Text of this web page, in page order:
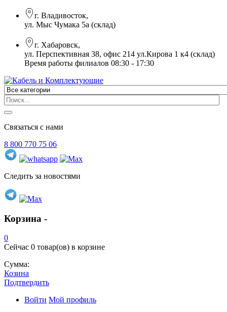
г. Владивосток,
ул. Мыс Чумака 5а (склад)
г. Хабаровск,
ул. Перспективная 38, офис 214 ул.Кирова 1 к4 (склад)
Время работы филиалов 08:30 - 17:30
Связаться с нами
8 800 770 75 06
Следить за новостями
Корзина -
0
Сейчас 0 товар(ов) в корзине
Сумма:
Козина
Подтвердить
Войти Мой профиль